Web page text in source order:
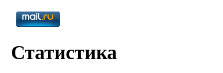
Статистика